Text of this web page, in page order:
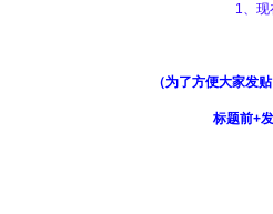
1、
（为了方便大家发
标题前+